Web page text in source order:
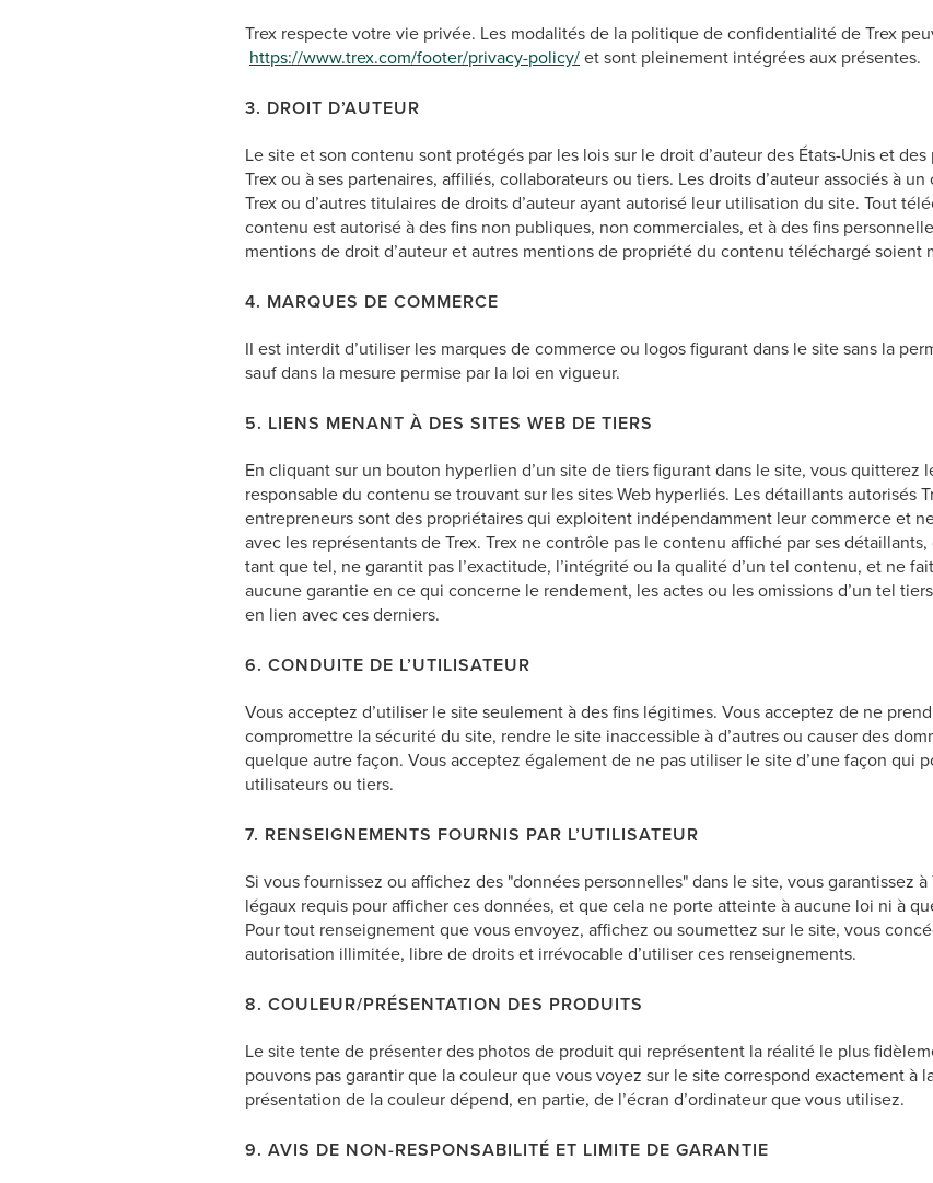
Trex respecte votre vie privée. Les modalités de la politique de confidentialité de Trex
https://www.trex.com/footer/privacy-policy/et sont pleinement intégrées aux présentes.
3. DROIT D’AUTEUR
Le site et son contenu sont protégés par les lois sur le droit d’auteur des États-Unis et
Trex ou à ses partenaires, affiliés, collaborateurs ou tiers. Les droits d’auteur associés à
Trex ou d’autres titulaires de droits d’auteur ayant autorisé leur utilisation du site. Tout
contenu est autorisé à des fins non publiques, non commerciales, et à des fins
mentions de droit d’auteur et autres mentions de propriété du contenu téléchargé soient
4. MARQUES DE COMMERCE
II est interdit d’utiliser les marques de commerce ou logos figurant dans le site sans la
sauf dans la mesure permise par la loi en vigueur.
5. LIENS MENANT À DES SITES WEB DE TIERS
En cliquant sur un bouton hyperlien d’un site de tiers figurant dans le site, vous quitterez
responsable du contenu se trouvant sur les sites Web hyperliés. Les détaillants autorisés
entrepreneurs sont des propriétaires qui exploitent indépendamment leur commerce et
avec les représentants de Trex. Trex ne contrôle pas le contenu affiché par ses
tant que tel, ne garantit pas l’exactitude, l’intégrité ou la qualité d’un tel contenu, et ne
aucune garantie en ce qui concerne le rendement, les actes ou les omissions d’un tel
en lien avec ces derniers.
6. CONDUITE DE L’UTILISATEUR
Vous acceptez d’utiliser le site seulement à des fins légitimes. Vous acceptez de ne
compromettre la sécurité du site, rendre le site inaccessible à d’autres ou causer des
quelque autre façon. Vous acceptez également de ne pas utiliser le site d’une façon qui
utilisateurs ou tiers.
7. RENSEIGNEMENTS FOURNIS PAR L’UTILISATEUR
Si vous fournissez ou affichez des "données personnelles" dans le site, vous garantissez
légaux requis pour afficher ces données, et que cela ne porte atteinte à aucune loi ni à
Pour tout renseignement que vous envoyez, affichez ou soumettez sur le site, vous
autorisation illimitée, libre de droits et irrévocable d’utiliser ces renseignements.
8. COULEUR/PRÉSENTATION DES PRODUITS
Le site tente de présenter des photos de produit qui représentent la réalité le plus
pouvons pas garantir que la couleur que vous voyez sur le site correspond exactement à
présentation de la couleur dépend, en partie, de l’écran d’ordinateur que vous utilisez.
9. AVIS DE NON-RESPONSABILITÉ ET LIMITE DE GARANTIE